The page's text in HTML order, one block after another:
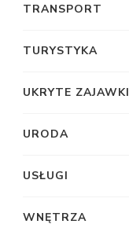
TRANSPORT
TURYSTYKA
UKRYTE ZAJAWKI
URODA
USŁUGI
WNĘTRZA